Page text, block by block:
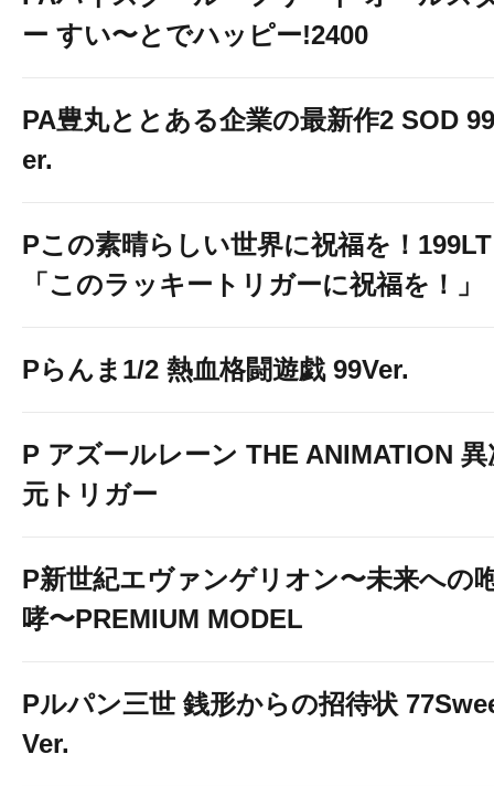
ー すい〜とでハッピー!2400
PA豊丸ととある企業の最新作2 SOD
er.
Pこの素晴らしい世界に祝福を！199LT
「このラッキートリガーに祝福を！」
Pらんま1/2 熱血格闘遊戯 99Ver.
P アズールレーン THE ANIMATION 異
元トリガー
P新世紀エヴァンゲリオン〜未来への
哮〜PREMIUM MODEL
Pルパン三世 銭形からの招待状
Ver.